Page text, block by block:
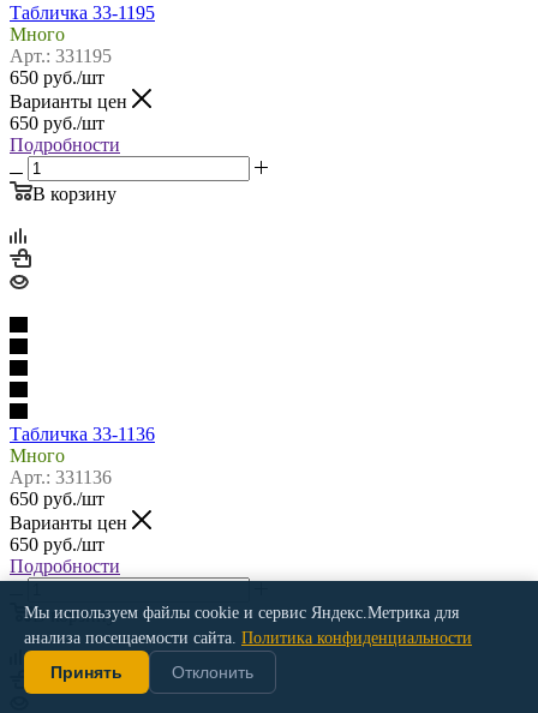
Табличка 33-1195
Много
Арт.: 331195
650 руб./шт
Варианты цен
650 руб./шт
Подробности
В корзину
Табличка 33-1136
Много
Арт.: 331136
650 руб./шт
Варианты цен
650 руб./шт
Подробности
В корзину
Мы используем файлы cookie и сервис Яндекс.Метрика для
анализа посещаемости сайта. Политика конфиденциальности
Принять
Отклонить